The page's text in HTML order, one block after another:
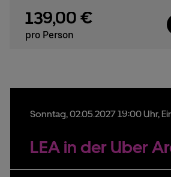
139,00 €
pro Person
Sonntag,02.05.202719:00 Uhr,
LEA in der Uber